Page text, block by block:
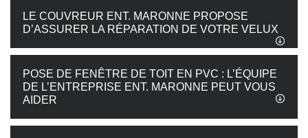
LE COUVREUR ENT. MARONNE PROPOSE
D’ASSURER LA RÉPARATION DE VOTRE VELUX
POSE DE FENÊTRE DE TOIT EN PVC : L’ÉQUIPE
DE L’ENTREPRISE ENT. MARONNE PEUT VOUS
AIDER